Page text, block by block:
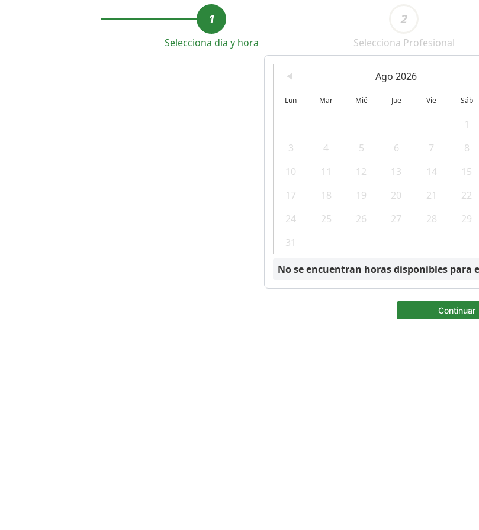
1
Selecciona dia y hora
2
Selecciona Profesional
Ago 2026
Lun Mar Mié Jue Vie Sáb
1
3
4 5 6 7 8
10
11 12 13 14 15
17
18 19 20 21 22
24
25 26 27 28 29
31
No se encuentran horas disponibles para
Continuar